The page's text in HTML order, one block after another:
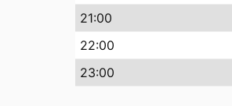
21:00
22:00
23:00